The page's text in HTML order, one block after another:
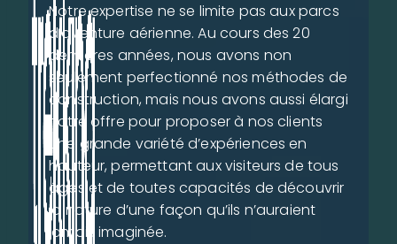
Notre expertise ne se limite pas aux parcs
d’aventure aérienne. Au cours des 20
dernières années, nous avons non
seulement perfectionné nos méthodes de
construction, mais nous avons aussi élargi
notre offre pour proposer à nos clients
une grande variété d’expériences en
hauteur, permettant aux visiteurs de tous
âges et de toutes capacités de découvrir
la nature d’une façon qu’ils n’auraient
jamais imaginée.